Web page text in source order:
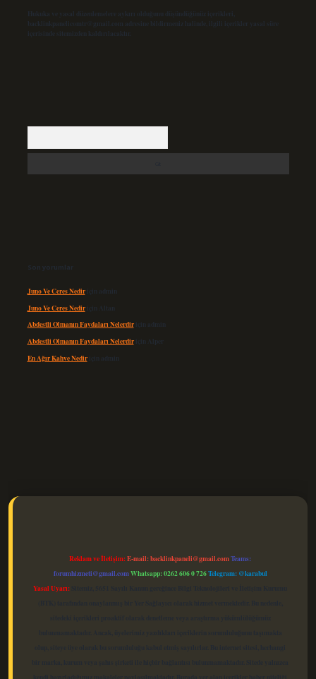
Hukuka ve yasal düzenlemelere aykırı olduğunu düşündüğünüz içerikleri,
backlinkpanelicomtr@gmail.com adresine bildirmeniz halinde, ilgili içerikler yasal süre
içerisinde sitemizden kaldırılacaktır.
Son yorumlar
Juno Ve Ceres Nediriçin admin
Juno Ve Ceres Nediriçin Altan
Abdestli Olmanın Faydaları Nelerdiriçin admin
Abdestli Olmanın Faydaları Nelerdiriçin Alper
En Ağır Kahve Nediriçin admin
Reklam ve İletişim:E-mail:backlinkpaneli@gmail.comTeams:
forumhizmeti@gmail.comWhatsapp: 0262 606 0 726Telegram: @karabul
Yasal Uyarı: